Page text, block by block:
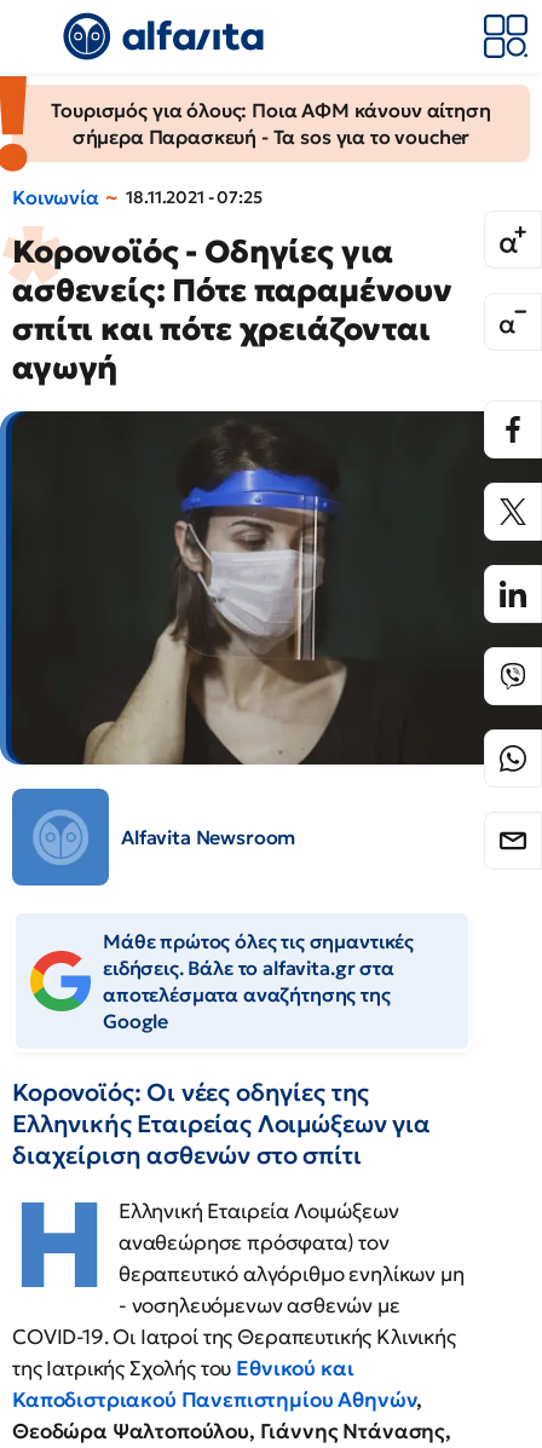
Τουρισμός για όλους: Ποια ΑΦΜ κάνουν αίτηση
σήμερα Παρασκευή - Τα sos για το voucher
Κοινωνία 18.11.2021 - 07:25
Κορονοϊός - Οδηγίες για
ασθενείς: Πότε παραμένουν
σπίτι και πότε χρειάζονται
αγωγή
Alfavita Newsroom
Μάθε πρώτος όλες τις σημαντικές
ειδήσεις. Βάλε το alfavita.gr στα
αποτελέσματα αναζήτησης της
Google
Κορονοϊός: Οι νέες οδηγίες της
Ελληνικής Εταιρείας Λοιμώξεων για
διαχείριση ασθενών στο σπίτι
Η
Ελληνική Εταιρεία Λοιμώξεων
αναθεώρησε πρόσφατα) τον
θεραπευτικό αλγόριθμο ενηλίκων μη
- νοσηλευόμενων ασθενών με
COVID-19. Οι Ιατροί της Θεραπευτικής Κλινικής
της Ιατρικής Σχολής του Εθνικού και
Καποδιστριακού Πανεπιστημίου Αθηνών,
Θεοδώρα Ψαλτοπούλου, Γιάννης Ντάνασης,